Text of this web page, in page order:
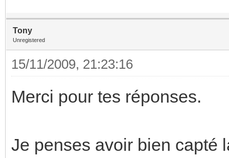
Tony
Unregistered
15/11/2009, 21:23:16
Merci pour tes réponses.
Je penses avoir bien capté